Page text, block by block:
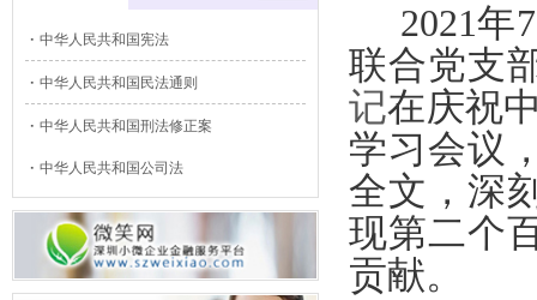
中华人民共和国宪法
中华人民共和国民法通则
中华人民共和国刑法修正案
中华人民共和国公司法
2021年7
联合党支
记在庆祝
学习会议
全文，深
现第二个
贡献。